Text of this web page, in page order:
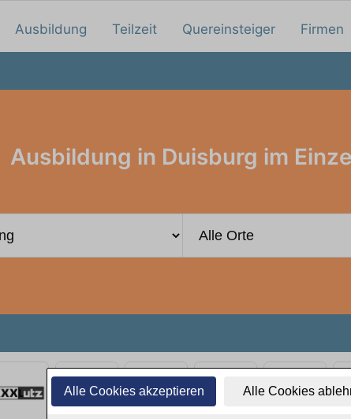
Alle Cookies akzeptieren Alle Cookies
Ausbildung Teilzeit Quereinsteiger Firmen
Ausbildung in Duisburg im